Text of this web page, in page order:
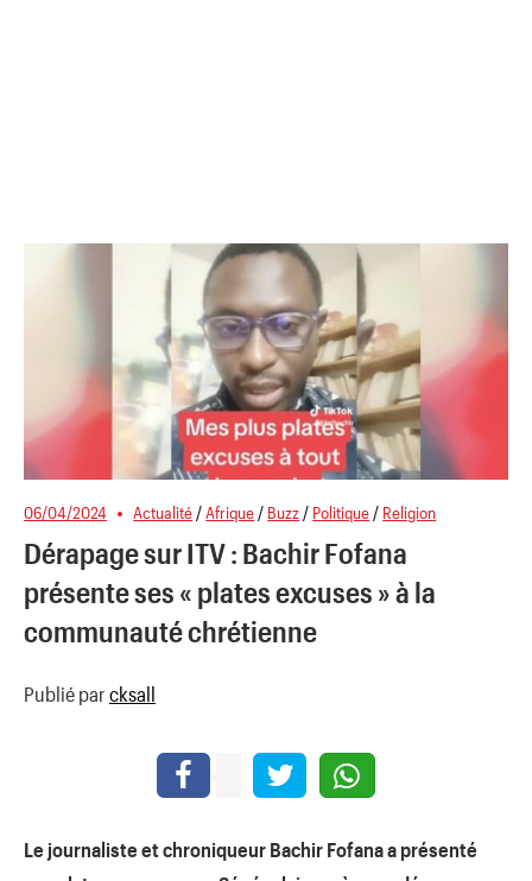
06/04/2024 Actualité /Afrique / Buzz / Politique / Religion
Dérapage sur ITV : Bachir Fofana
présente ses « plates excuses » à la
communauté chrétienne
Publié par cksall
Le journaliste et chroniqueur Bachir Fofana a présenté